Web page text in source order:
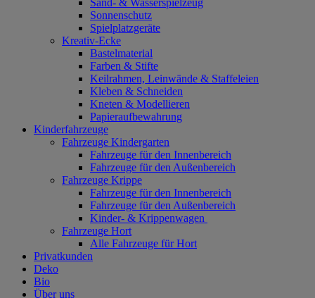
Sand- & Wasserspielzeug
Sonnenschutz
Spielplatzgeräte
Kreativ-Ecke
Bastelmaterial
Farben & Stifte
Keilrahmen, Leinwände & Staffeleien
Kleben & Schneiden
Kneten & Modellieren
Papieraufbewahrung
Kinderfahrzeuge
Fahrzeuge Kindergarten
Fahrzeuge für den Innenbereich
Fahrzeuge für den Außenbereich
Fahrzeuge Krippe
Fahrzeuge für den Innenbereich
Fahrzeuge für den Außenbereich
Kinder- & Krippenwagen
Fahrzeuge Hort
Alle Fahrzeuge für Hort
Privatkunden
Deko
Bio
Über uns